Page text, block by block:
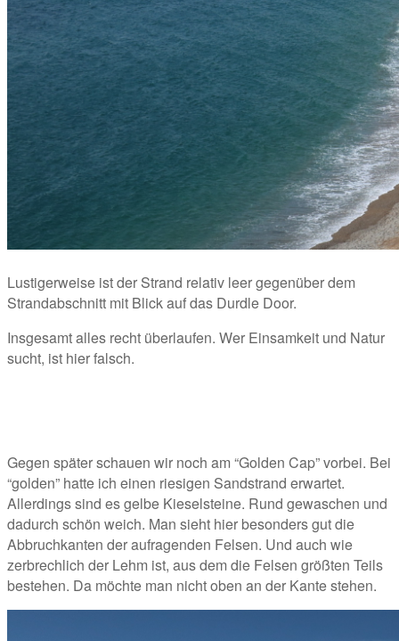
Lustigerweise ist der Strand relativ leer gegenüber dem
Strandabschnitt mit Blick auf das Durdle Door.
Insgesamt alles recht überlaufen. Wer Einsamkeit und Natur
sucht, ist hier falsch.
Gegen später schauen wir noch am “Golden Cap” vorbei. Bei
“golden” hatte ich einen riesigen Sandstrand erwartet.
Allerdings sind es gelbe Kieselsteine. Rund gewaschen und
dadurch schön weich. Man sieht hier besonders gut die
Abbruchkanten der aufragenden Felsen. Und auch wie
zerbrechlich der Lehm ist, aus dem die Felsen größten Teils
bestehen. Da möchte man nicht oben an der Kante stehen.